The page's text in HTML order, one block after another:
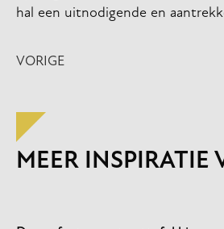
hal een uitnodigende en
VORIGE
MEER INSPIRATIE